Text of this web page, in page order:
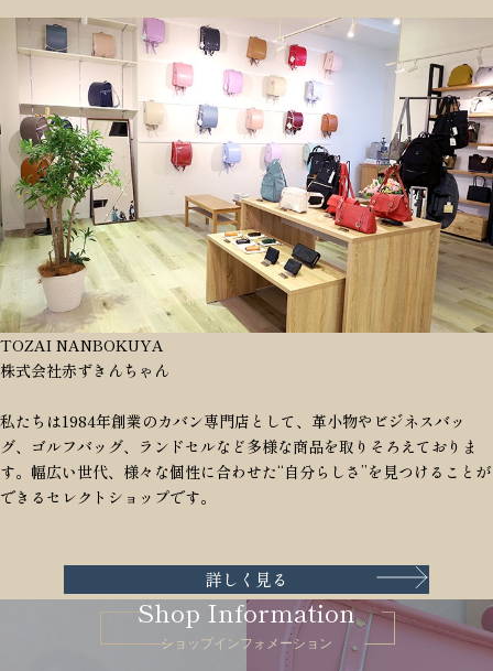
TOZAI NANBOKUYA
株式会社赤ずきんちゃん
私たちは1984年創業のカバン専門店として、革小物やビジネスバッ
グ、ゴルフバッグ、ランドセルなど多様な商品を取りそろえておりま
す。幅広い世代、様々な個性に合わせた“自分らしさ”を見つけることが
できるセレクトショップです。
詳しく見る
Shop Information
ショップインフォメーション